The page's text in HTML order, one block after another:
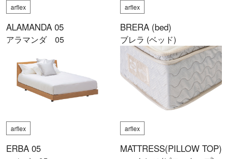
arflex
ALAMANDA 05
アラマンダ 05
arflex
BRERA (bed)
ブレラ (ベッド)
arflex
ERBA 05
arflex
MATTRESS(PILLOW TOP)